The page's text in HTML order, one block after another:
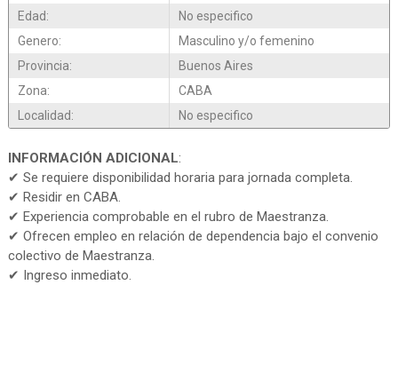
Edad:
No especifico
Genero:
Masculino y/o femenino
Provincia:
Buenos Aires
Zona:
CABA
Localidad:
No especifico
INFORMACIÓN ADICIONAL:
✔ Se requiere disponibilidad horaria para jornada completa.
✔ Residir en CABA.
✔ Experiencia comprobable en el rubro de Maestranza.
✔ Ofrecen empleo en relación de dependencia bajo el convenio
colectivo de Maestranza.
✔ Ingreso inmediato.